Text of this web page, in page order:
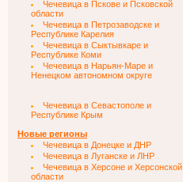
Чечевица в Пскове и Псковской
области
Чечевица в Петрозаводске и
Республике Карелия
Чечевица в Сыктывкаре и
Республике Коми
Чечевица в Нарьян-Маре и
Ненецком автономном округе
Чечевица в Севастополе и
Республике Крым
Новые регионы
Чечевица в Донецке и ДНР
Чечевица в Луганске и ЛНР
Чечевица в Херсоне и Херсонской
области